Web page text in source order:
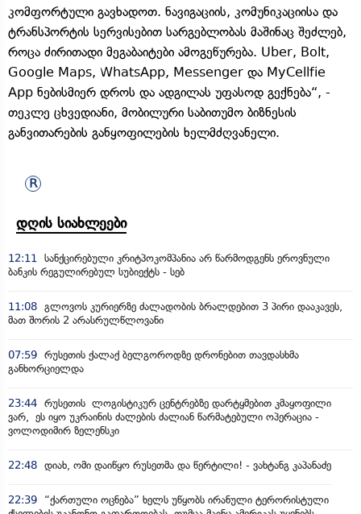
კომფორტული გავხადოთ. ნავიგაციის, კომუნიკაციისა და
ტრანსპორტის სერვისებით სარგებლობას მაშინაც შეძლებ,
როცა ძირითადი მეგაბაიტები ამოგეწურება. Uber, Bolt,
Google Maps, WhatsApp, Messenger და MyCellfie
App ნებისმიერ დროს და ადგილას უფასოდ გექნება“, -
თეკლე ცხვედიანი, მობილური საბითუმო ბიზნესის
განვითარების განყოფილების ხელმძღვანელი.
დღის სიახლეები
12:11
სანქცირებული კრიტპოკომპანია არ წარმოდგენს ეროვნული
ბანკის რეგულირებულ სუბიექტს - სებ
11:08 გლოვოს კურიერზე ძალადობის ბრალდებით 3 პირი დააკავეს,
მათ შორის 2 არასრულწლოვანი
07:59 რუსეთის ქალაქ ბელგოროდზე დრონებით თავდასხმა
განხორციელდა
23:44 რუსეთის ლოგისტიკურ ცენტრებზე დარტყმებით კმაყოფილი
ვარ, ეს იყო უკრაინის ძალების ძალიან წარმატებული ოპერაცია -
ვოლოდიმირ ზელენსკი
22:48 დიახ, ომი დაიწყო რუსეთმა და წერტილი! - ვახტანგ კაპანაძე
22:39
“ქართული ოცნება” ხელს უწყობს ირანული ტერორისტული